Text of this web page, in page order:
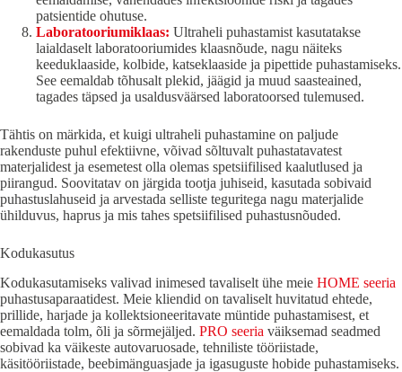
patsientide ohutuse.
Laboratooriumiklaas: Ultraheli puhastamist kasutatakse
laialdaselt laboratooriumides klaasnõude, nagu näiteks
keeduklaaside, kolbide, katseklaaside ja pipettide puhastamiseks.
See eemaldab tõhusalt plekid, jäägid ja muud saasteained,
tagades täpsed ja usaldusväärsed laboratoorsed tulemused.
Tähtis on märkida, et kuigi ultraheli puhastamine on paljude
rakenduste puhul efektiivne, võivad sõltuvalt puhastatavatest
materjalidest ja esemetest olla olemas spetsiifilised kaalutlused ja
piirangud. Soovitatav on järgida tootja juhiseid, kasutada sobivaid
puhastuslahuseid ja arvestada selliste teguritega nagu materjalide
ühilduvus, haprus ja mis tahes spetsiifilised puhastusnõuded.
Kodukasutus
Kodukasutamiseks valivad inimesed tavaliselt ühe meie HOME seeria
puhastusaparaatidest. Meie kliendid on tavaliselt huvitatud ehtede,
prillide, harjade ja kollektsioneeritavate müntide puhastamisest, et
eemaldada tolm, õli ja sõrmejäljed. PRO seeria väiksemad seadmed
sobivad ka väikeste autovaruosade, tehniliste tööriistade,
käsitööriistade, beebimänguasjade ja igasuguste hobide puhastamiseks.